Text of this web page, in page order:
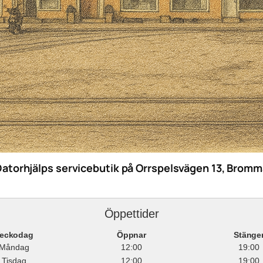
servicebutik på Orrspelsvägen 13,
Öppettider
Öppnar
12:00
19:00
Tisdag
12:00 19:00